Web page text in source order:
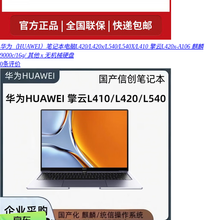
华为（HUAWEI）笔记本电脑L420/L420x/L540/L540X/L410 擎云L420x-A106 麒麟
9000c/16g/ 其他 x 无机械硬盘
0条评价